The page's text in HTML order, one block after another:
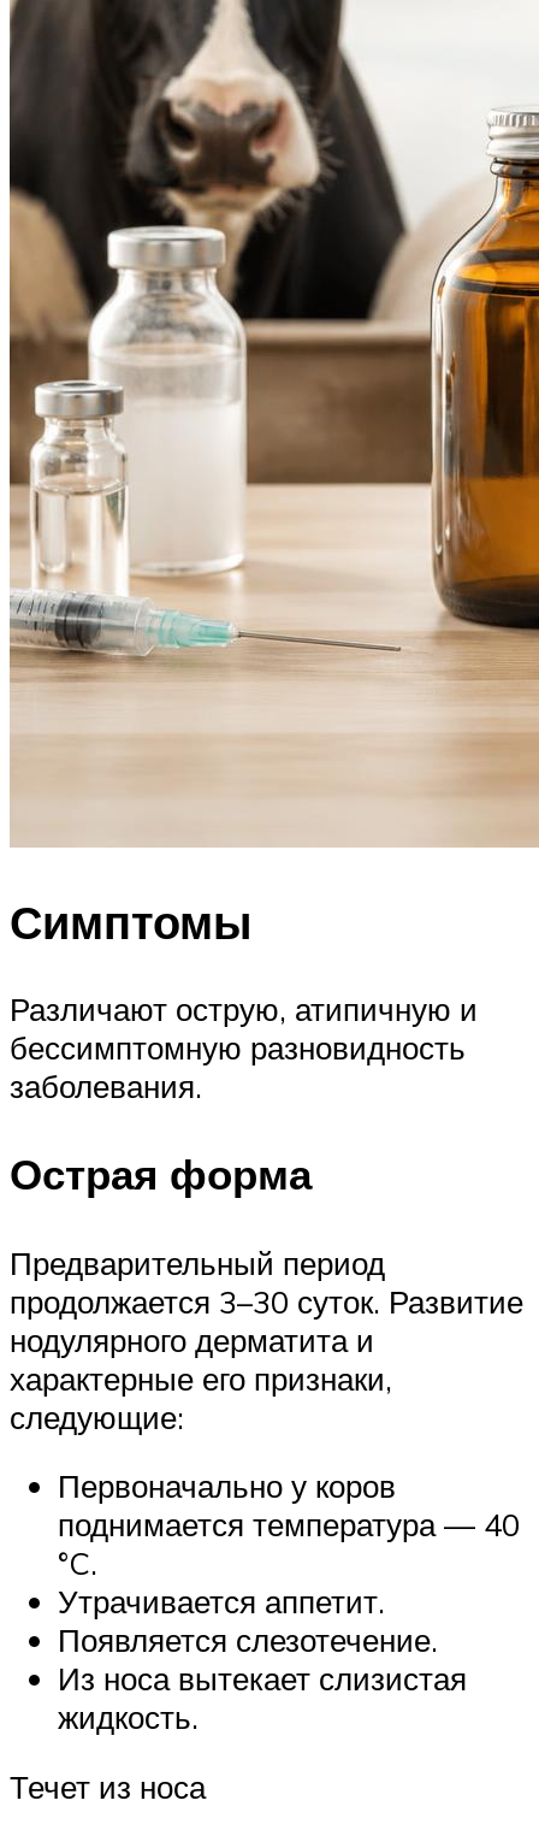
Симптомы
Различают острую, атипичную и
бессимптомную разновидность
заболевания.
Острая форма
Предварительный период
продолжается 3–30 суток. Развитие
нодулярного дерматита и
характерные его признаки,
следующие:
Первоначально у коров
поднимается температура — 40
°C.
Утрачивается аппетит.
Появляется слезотечение.
Из носа вытекает слизистая
жидкость.
Течет из носа